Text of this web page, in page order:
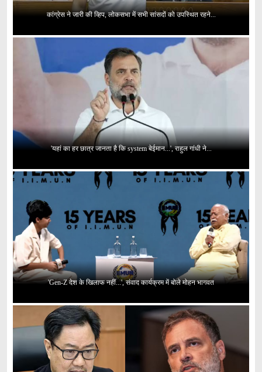
कांग्रेस ने जारी की व्हिप, लोकसभा में सभी सांसदों को उपस्थित रहने...
'यहां का हर छात्र जानता है कि system बेईमान...', राहुल गांधी ने...
'Gen-Z देश के खिलाफ नहीं...', संवाद कार्यक्रम में बोले मोहन भागवत